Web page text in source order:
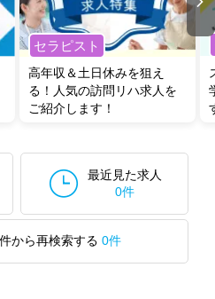
セラピスト
高年収＆土日休みを狙え
る！人気の訪問リハ求人を
ご紹介します！
最近見た求人
0件
から再検索する 0件